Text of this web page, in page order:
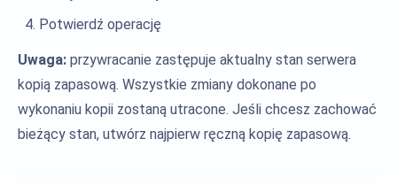
Potwierdź operację
Uwaga: przywracanie zastępuje aktualny stan serwera
kopią zapasową. Wszystkie zmiany dokonane po
wykonaniu kopii zostaną utracone. Jeśli chcesz zachować
bieżący stan, utwórz najpierw ręczną kopię zapasową.